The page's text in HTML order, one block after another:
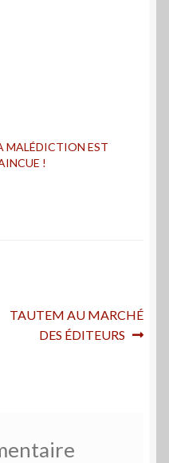
MALÉDICTION EST
!
Article
suivant :
TAUTEM AU MARCHÉ
DES ÉDITEURS